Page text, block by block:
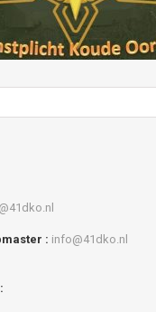
: info@41dko.nl